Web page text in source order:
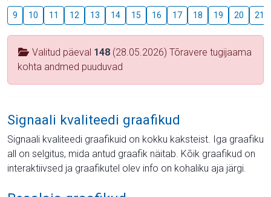
9 10 11 12 13 14 15 16 17 18 19 20 21
Valitud päeval 148 (28.05.2026) Tõravere tugijaama
kohta andmed puuduvad
Signaali kvaliteedi graafikud
Signaali kvaliteedi graafikuid on kokku kaksteist. Iga graafiku
all on selgitus, mida antud graafik näitab. Kõik graafikud on
interaktiivsed ja graafikutel olev info on kohaliku aja järgi.